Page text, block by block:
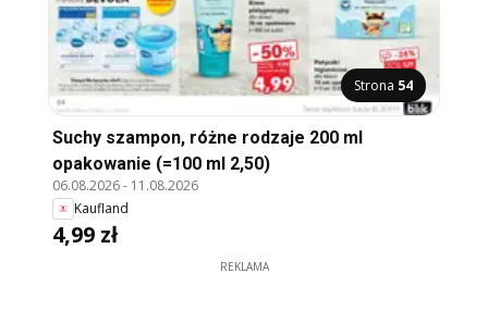
Strona 54
Suchy szampon, różne rodzaje 200 ml
opakowanie (=100 ml 2,50)
06.08.2026- 11.08.2026
Kaufland
4,99 zł
REKLAMA